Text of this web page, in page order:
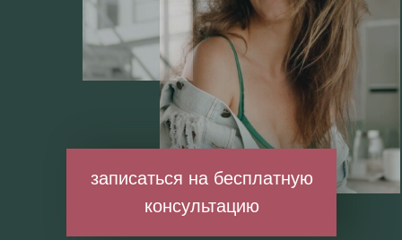
записаться на бесплатную
консультацию